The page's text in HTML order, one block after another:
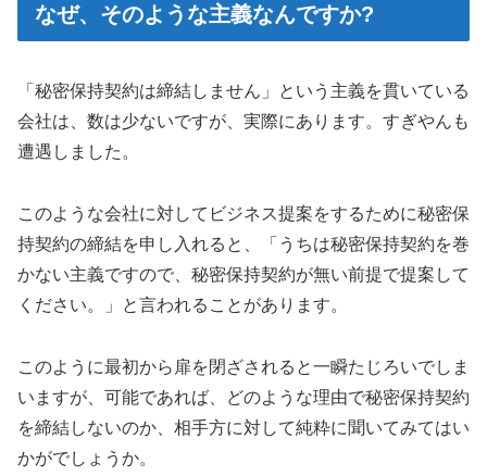
なぜ、そのような主義なんですか?
「秘密保持契約は締結しません」という主義を貫いている
会社は、数は少ないですが、実際にあります。すぎやんも
遭遇しました。
このような会社に対してビジネス提案をするために秘密保
持契約の締結を申し入れると、「うちは秘密保持契約を巻
かない主義ですので、秘密保持契約が無い前提で提案して
ください。」と言われることがあります。
このように最初から扉を閉ざされると一瞬たじろいでしま
いますが、可能であれば、どのような理由で秘密保持契約
を締結しないのか、相手方に対して純粋に聞いてみてはい
かがでしょうか。